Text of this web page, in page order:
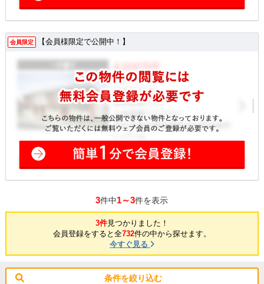
会員限定 【会員様限定で公開中！】
3件中1～3件を表示
3件見つかりました！
会員登録をすると全732件の中から探せます。
今すぐ見る
条件を絞り込む